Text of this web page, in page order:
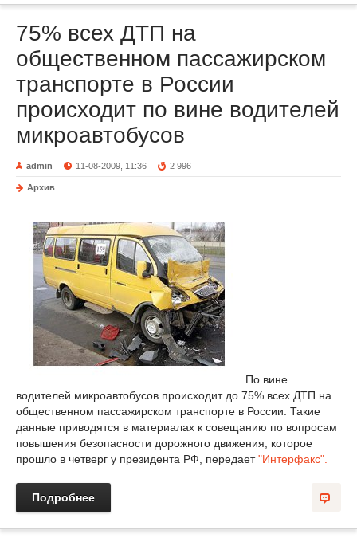
75% всех ДТП на
общественном пассажирском
транспорте в России
происходит по вине водителей
микроавтобусов
admin 11-08-2009, 11:36 2 996
Архив
По вине
водителей микроавтобусов происходит до 75% всех ДТП на
общественном пассажирском транспорте в России. Такие
данные приводятся в материалах к совещанию по вопросам
повышения безопасности дорожного движения, которое
прошло в четверг у президента РФ, передает"Интерфакс".
Подробнее